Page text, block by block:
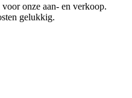
onze aan- en verkoop.
gelukkig.